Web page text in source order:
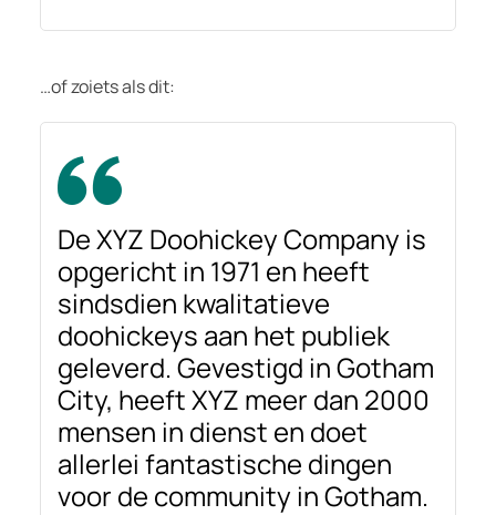
…of zoiets als dit:
De XYZ Doohickey Company is
opgericht in 1971 en heeft
sindsdien kwalitatieve
doohickeys aan het publiek
geleverd. Gevestigd in Gotham
City, heeft XYZ meer dan 2000
mensen in dienst en doet
allerlei fantastische dingen
voor de community in Gotham.